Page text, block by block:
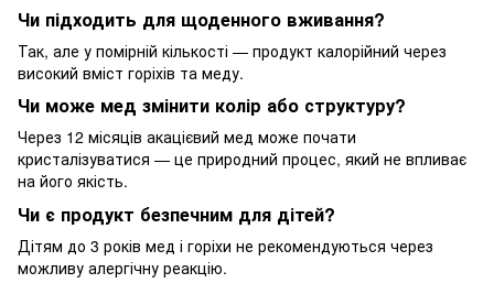
Чи підходить для щоденного вживання?
Так, але у помірній кількості — продукт калорійний через
високий вміст горіхів та меду.
Чи може мед змінити колір або структуру?
Через 12 місяців акацієвий мед може почати
кристалізуватися — це природний процес, який не впливає
на його якість.
Чи є продукт безпечним для дітей?
Дітям до 3 років мед і горіхи не рекомендуються через
можливу алергічну реакцію.